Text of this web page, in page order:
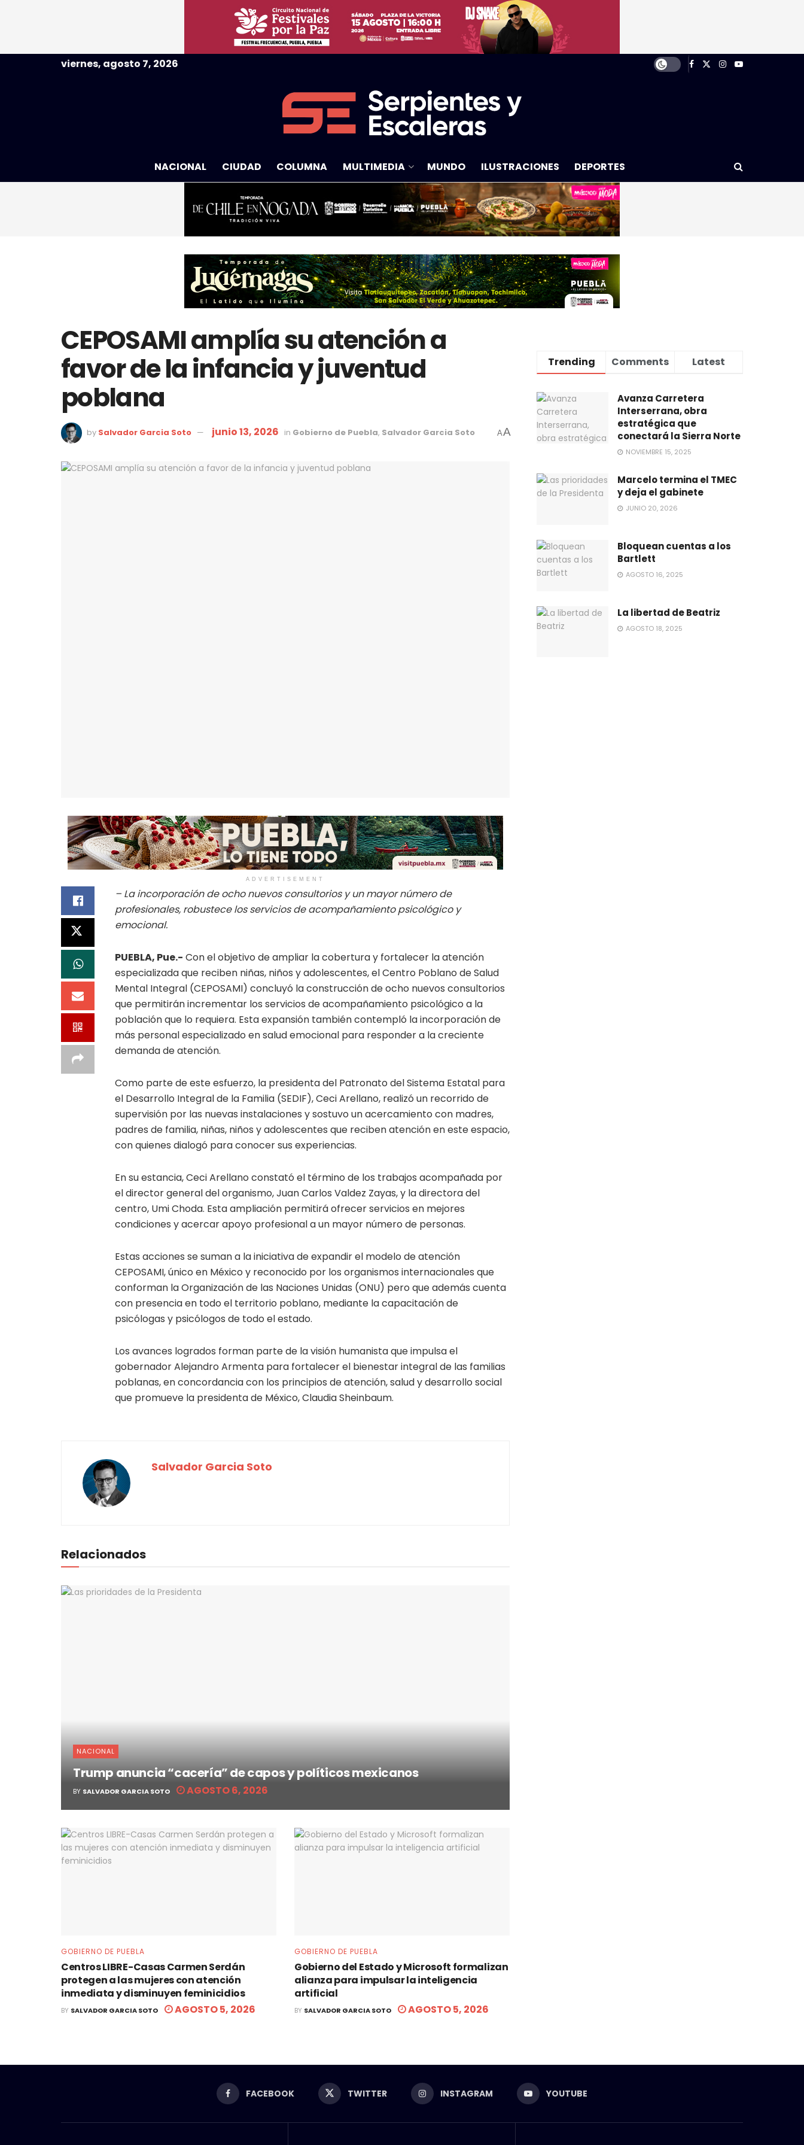
viernes, agosto 7, 2026
NACIONAL CIUDAD COLUMNA MULTIMEDIA MUNDO ILUSTRACIONES DEPORTES
CEPOSAMI amplía su atención a
favor de la infancia y juventud
poblana
by Salvador Garcia Soto junio 13, 2026 in Gobierno de Puebla, Salvador Garcia Soto AA
ADVERTISEMENT
– La incorporación de ocho nuevos consultorios y un mayor número de
profesionales, robustece los servicios de acompañamiento psicológico y
emocional.
PUEBLA, Pue.- Con el objetivo de ampliar la cobertura y fortalecer la atención
especializada que reciben niñas, niños y adolescentes, el Centro Poblano de Salud
Mental Integral (CEPOSAMI) concluyó la construcción de ocho nuevos consultorios
que permitirán incrementar los servicios de acompañamiento psicológico a la
población que lo requiera. Esta expansión también contempló la incorporación de
más personal especializado en salud emocional para responder a la creciente
demanda de atención.
Como parte de este esfuerzo, la presidenta del Patronato del Sistema Estatal para
el Desarrollo Integral de la Familia (SEDIF), Ceci Arellano, realizó un recorrido de
supervisión por las nuevas instalaciones y sostuvo un acercamiento con madres,
padres de familia, niñas, niños y adolescentes que reciben atención en este espacio,
con quienes dialogó para conocer sus experiencias.
En su estancia, Ceci Arellano constató el término de los trabajos acompañada por
el director general del organismo, Juan Carlos Valdez Zayas, y la directora del
centro, Umi Choda. Esta ampliación permitirá ofrecer servicios en mejores
condiciones y acercar apoyo profesional a un mayor número de personas.
Estas acciones se suman a la iniciativa de expandir el modelo de atención
CEPOSAMI, único en México y reconocido por los organismos internacionales que
conforman la Organización de las Naciones Unidas (ONU) pero que además cuenta
con presencia en todo el territorio poblano, mediante la capacitación de
psicólogas y psicólogos de todo el estado.
Los avances logrados forman parte de la visión humanista que impulsa el
gobernador Alejandro Armenta para fortalecer el bienestar integral de las familias
poblanas, en concordancia con los principios de atención, salud y desarrollo social
que promueve la presidenta de México, Claudia Sheinbaum.
Salvador Garcia Soto
Relacionados
NACIONAL
Trump anuncia “cacería” de capos y políticos mexicanos
BY SALVADOR GARCIA SOTO AGOSTO 6, 2026
GOBIERNO DE PUEBLA
Centros LIBRE-Casas Carmen Serdán
protegen a las mujeres con atención
inmediata y disminuyen feminicidios
BY SALVADOR GARCIA SOTO AGOSTO 5, 2026
GOBIERNO DE PUEBLA
Gobierno del Estado y Microsoft formalizan
alianza para impulsar la inteligencia
artificial
BY SALVADOR GARCIA SOTO AGOSTO 5, 2026
Trending Comments Latest
Avanza Carretera
Interserrana, obra
estratégica que
conectará la Sierra Norte
NOVIEMBRE 15, 2025
Marcelo termina el TMEC
y deja el gabinete
JUNIO 20, 2026
Bloquean cuentas a los
Bartlett
AGOSTO 16, 2025
La libertad de Beatriz
AGOSTO 18, 2025
FACEBOOK TWITTER INSTAGRAM YOUTUBE